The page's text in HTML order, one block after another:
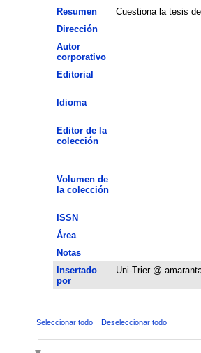
Resumen
Cuestiona la tesis
Dirección
Autor
corporativo
Editorial
Idioma
Editor de la
colección
Volumen de
la colección
ISSN
Área
Notas
Insertado
por
Uni-Trier @
Seleccionar todo Deseleccionar todo